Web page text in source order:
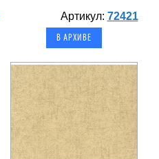
Артикул: 72421
В АРХИВЕ